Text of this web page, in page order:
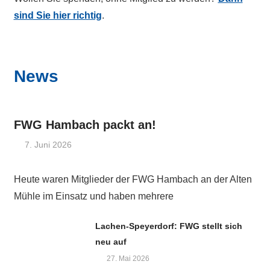
sind Sie hier richtig.
News
FWG Hambach packt an!
7. Juni 2026
Heute waren Mitglieder der FWG Hambach an der Alten
Mühle im Einsatz und haben mehrere
Lachen-Speyerdorf: FWG stellt sich
neu auf
27. Mai 2026